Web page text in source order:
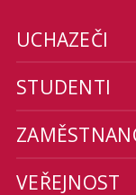
UCHAZEČI
STUDENTI
VEŘEJNOST